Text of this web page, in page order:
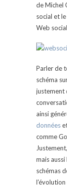
de Michel
social et
Web
Parler de
schéma
justement
ainsi
données
comme
mais
schémas